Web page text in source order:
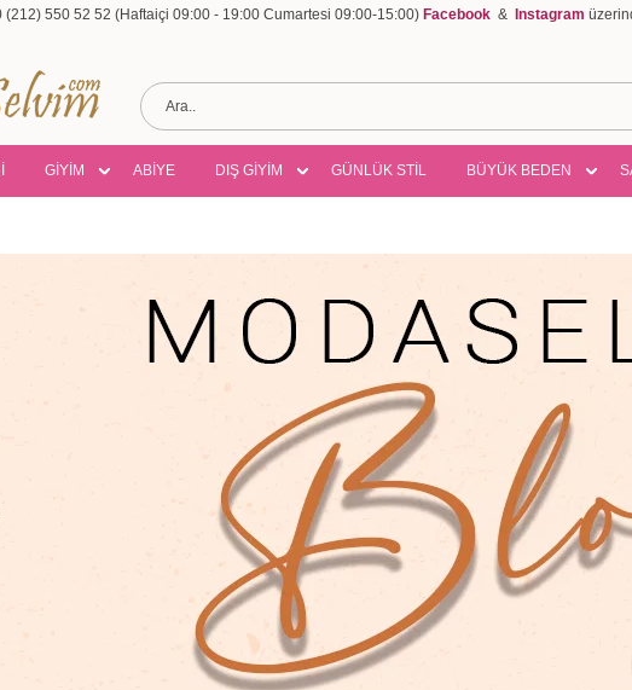
550 52 52 (Haftaiçi 09:00 - 19:00 Cumartesi 09:00-15:00) Facebook & Instagram
GİYİM ABİYE DIŞ GİYİM GÜNLÜK STİL BÜYÜK BEDEN